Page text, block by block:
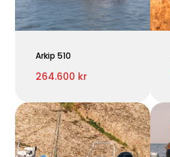
Arkip 510
264.600 kr